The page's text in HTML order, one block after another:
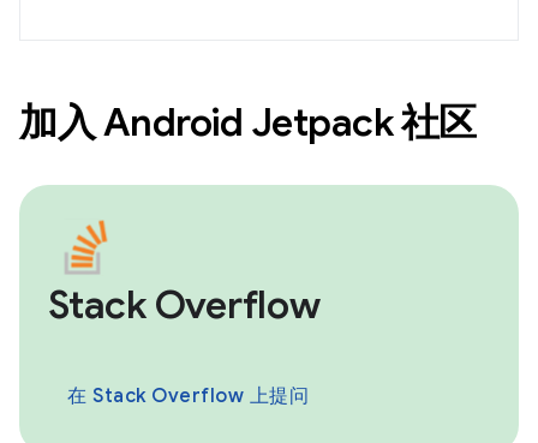
加入 Android Jetpack 社区
Stack Overflow
在 Stack Overflow 上提问